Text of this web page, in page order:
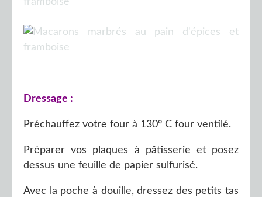
Dressage :
Préchauffez votre four à 130° C four ventilé.
Préparer vos plaques à pâtisserie et posez
dessus une feuille de papier sulfurisé.
Avec la poche à douille, dressez des petits tas